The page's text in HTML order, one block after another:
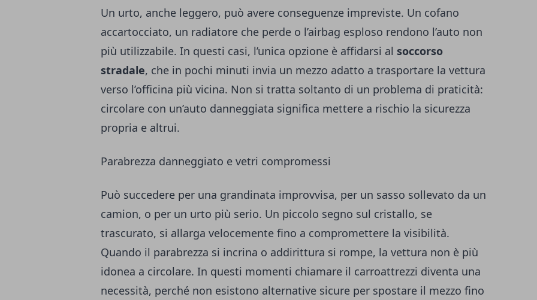
Un urto, anche leggero, può avere conseguenze impreviste. Un cofano
accartocciato, un radiatore che perde o l’airbag esploso rendono l’auto non
più utilizzabile. In questi casi, l’unica opzione è affidarsi al soccorso
stradale, che in pochi minuti invia un mezzo adatto a trasportare la vettura
verso l’officina più vicina. Non si tratta soltanto di un problema di praticità:
circolare con un’auto danneggiata significa mettere a rischio la sicurezza
propria e altrui.
Parabrezza danneggiato e vetri compromessi
Può succedere per una grandinata improvvisa, per un sasso sollevato da un
camion, o per un urto più serio. Un piccolo segno sul cristallo, se
trascurato, si allarga velocemente fino a compromettere la visibilità.
Quando il parabrezza si incrina o addirittura si rompe, la vettura non è più
idonea a circolare. In questi momenti chiamare il carroattrezzi diventa una
necessità, perché non esistono alternative sicure per spostare il mezzo fino